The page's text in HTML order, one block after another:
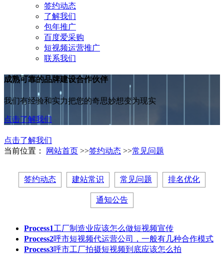
签约动态
了解我们
包年推广
百度爱采购
短视频运营推广
联系我们
成熟可靠的品牌建设合作伙伴
我们有经验和实力把您的奇思妙想变为现实
点击了解我们
点击了解我们
当前位置：
网站首页 >>签约动态 >>常见问题
签约动态 建站常识 常见问题 排名优化
通知公告
Process1工厂制造业应该怎么做短视频宣传
Process2呼市短视频代运营公司，一般有几种合作模式
Process3呼市工厂拍摄短视频到底应该怎么拍